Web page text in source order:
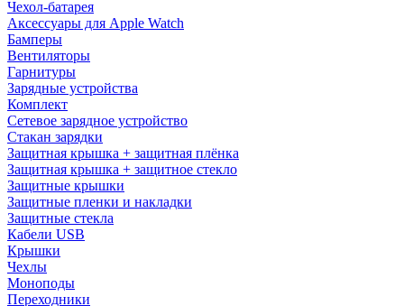
Чехол-батарея
Аксессуары для Apple Watch
Бамперы
Вентиляторы
Гарнитуры
Зарядные устройства
Комплект
Сетевое зарядное устройство
Стакан зарядки
Защитная крышка + защитная плёнка
Защитная крышка + защитное стекло
Защитные крышки
Защитные пленки и накладки
Защитные стекла
Кабели USB
Крышки
Чехлы
Моноподы
Переходники